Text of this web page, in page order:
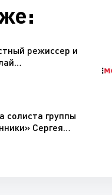
режиссер и
солиста группы
Сергея…